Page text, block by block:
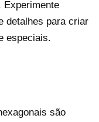
Experimente
detalhes para criar
especiais.
são